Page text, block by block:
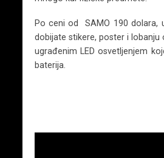
Po ceni od SAMO 190 dolara,
dobijate stikere, poster i lobanju
ugrađenim LED osvetljenjem
baterija.